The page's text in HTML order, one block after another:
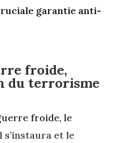
garantie anti-
froide,
du terrorisme
froide, le
et le